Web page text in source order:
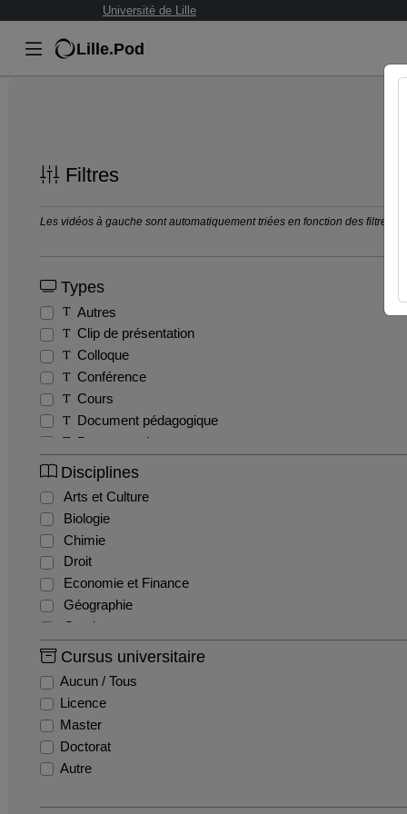
Université de Lille
Lille.Pod
Filtres
Les vidéos à gauche sont automatiquement triées en fonction des filtres
Types
Autres
Clip de présentation
Colloque
Conférence
Cours
Document pédagogique
Documentaire
Exercice
Interview
Séminaire
Webinaire
Disciplines
Arts et Culture
Biologie
Chimie
Droit
Economie et Finance
Géographie
Gestion
Histoire
Cursus universitaire
Aucun / Tous
Licence
Master
Doctorat
Autre